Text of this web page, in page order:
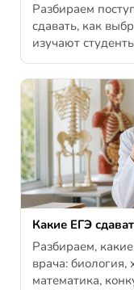
Разбираем
сдавать, как
изучают
Какие ЕГЭ
Разбираем,
врача:
математика,